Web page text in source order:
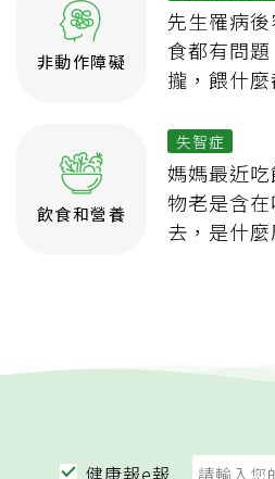
非動作障礙
先生罹病
食都有問
攏，餵什
想做胃造口
食建議？
失智症
飲食和營養
媽媽最近
物老是含
去，是什